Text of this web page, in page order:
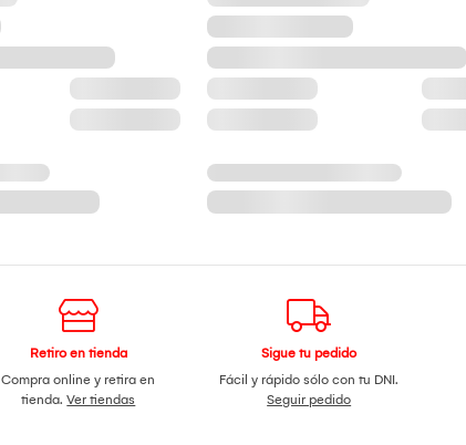
Retiro en tienda
Compra online y retira en
tienda.Ver tiendas
Sigue tu pedido
Fácil y rápido sólo con tu DNI.
Seguir pedido